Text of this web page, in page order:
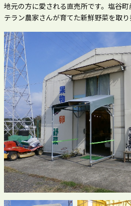
地元の方に愛される直売所です。塩谷
テラン農家さんが育てた新鮮野菜を取り